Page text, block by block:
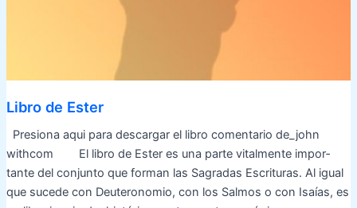
Libro de Ester
Presiona aqui para descargar el libro comentario de_john
withcom El libro de Ester es una parte vitalmente impor­
tante del conjunto que forman las Sagradas Escritu­ras. Al igual
que sucede con Deuteronomio, con los Salmos o con Isaías, es